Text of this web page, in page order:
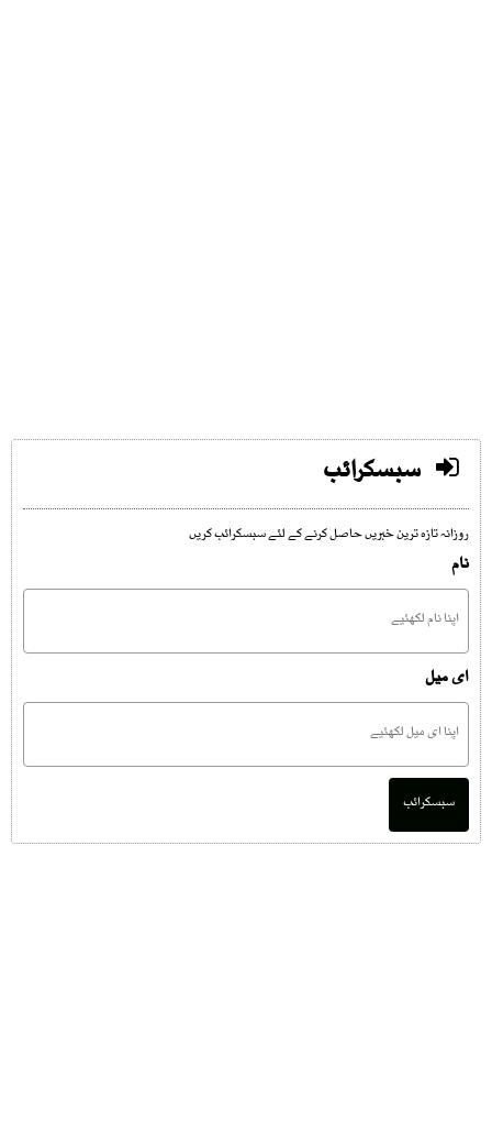
سبسکرائب
روزانہ تازہ ترین خبریں حاصل کرنے کے لئے سبسکرائب کریں
نام
ای میل
سبسکرائب